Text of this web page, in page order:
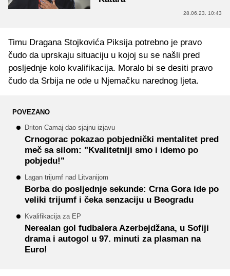
28.06.23. 10:43
Timu Dragana Stojkovića Piksija potrebno je pravo
čudo da uprskaju situaciju u kojoj su se našli pred
posljednje kolo kvalifikacija. Moralo bi se desiti pravo
čudo da Srbija ne ode u Njemačku narednog ljeta.
POVEZANO
Driton Camaj dao sjajnu izjavu
Crnogorac pokazao pobjednički mentalitet pred
meč sa silom: "Kvalitetniji smo i idemo po
pobjedu!"
Lagan trijumf nad Litvanijom
Borba do posljednje sekunde: Crna Gora ide po
veliki trijumf i čeka senzaciju u Beogradu
Kvalifikacija za EP
Nerealan gol fudbalera Azerbejdžana, u Sofiji
drama i autogol u 97. minuti za plasman na
Euro!